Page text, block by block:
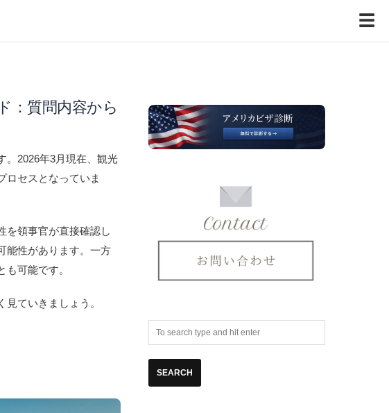
☰
：質問内容から
。2026年3月現在、観光
ロセスとなっていま
を領事官が直接確認し
能性があります。一方
可能です。
ていきましょう。